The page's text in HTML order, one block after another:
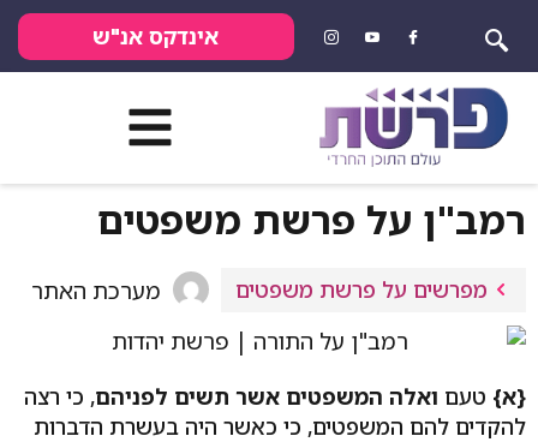
אינדקס אנ"ש
רמב"ן על פרשת משפטים
מפרשים על פרשת משפטים מערכת האתר
{א} טעם ואלה המשפטים אשר תשים לפניהם, כי רצה
להקדים להם המשפטים, כי כאשר היה בעשרת הדברות